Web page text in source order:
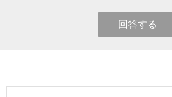
回答する